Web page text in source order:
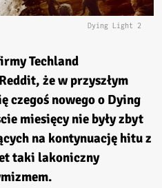
Dying Light 2
Techland
że w przyszłym
czegoś nowego o Dying
miesięcy nie były zbyt
na kontynuację hitu z
taki lakoniczny